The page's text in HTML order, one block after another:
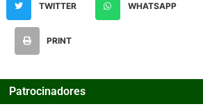
TWITTER WHATSAPP
PRINT
Patrocinadores